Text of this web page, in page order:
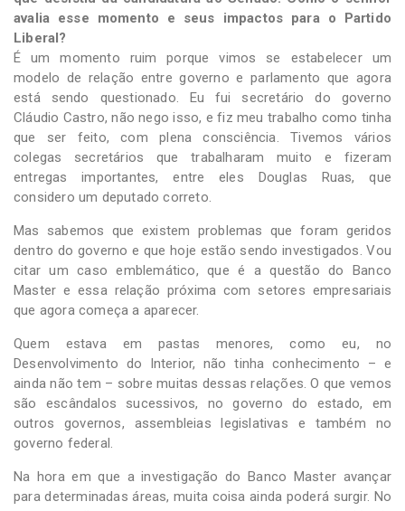
avalia esse momento e seus impactos para o Partido
Liberal?
É um momento ruim porque vimos se estabelecer um
modelo de relação entre governo e parlamento que agora
está sendo questionado. Eu fui secretário do governo
Cláudio Castro, não nego isso, e fiz meu trabalho como tinha
que ser feito, com plena consciência. Tivemos vários
colegas secretários que trabalharam muito e fizeram
entregas importantes, entre eles Douglas Ruas, que
considero um deputado correto.
Mas sabemos que existem problemas que foram geridos
dentro do governo e que hoje estão sendo investigados. Vou
citar um caso emblemático, que é a questão do Banco
Master e essa relação próxima com setores empresariais
que agora começa a aparecer.
Quem estava em pastas menores, como eu, no
Desenvolvimento do Interior, não tinha conhecimento – e
ainda não tem – sobre muitas dessas relações. O que vemos
são escândalos sucessivos, no governo do estado, em
outros governos, assembleias legislativas e também no
governo federal.
Na hora em que a investigação do Banco Master avançar
para determinadas áreas, muita coisa ainda poderá surgir. No